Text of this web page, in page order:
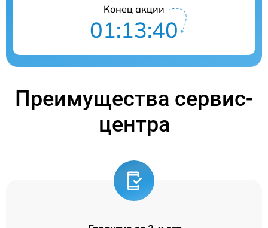
Конец акции
01:13:40
Преимущества сервис-
центра